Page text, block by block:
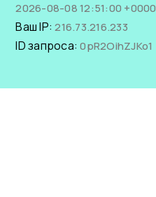
2026-08-08 12:51:00 +0000
Ваш IP:216.73.216.233
ID запроса:0pR2OihZJKo1